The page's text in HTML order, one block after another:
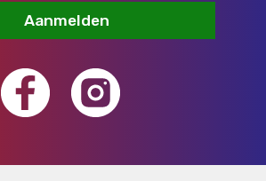
Aanmelden